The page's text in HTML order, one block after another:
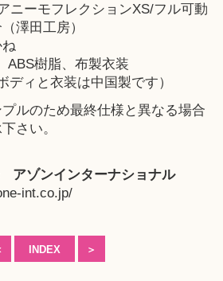
ニーモフレクションXS/フル可動
澤田工房）
樹脂、布製衣装
ディと衣装は中国製です）
ルのため最終仕様と異なる場合
さい。
アゾンインターナショナル
int.co.jp/
INDEX ＞